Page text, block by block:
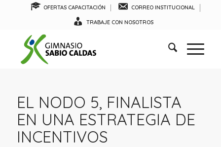
OFERTAS CAPACITACIÓN CORREO INSTITUCIONAL
TRABAJE CON NOSOTROS
EL NODO 5, FINALISTA
EN UNA ESTRATEGIA DE
INCENTIVOS